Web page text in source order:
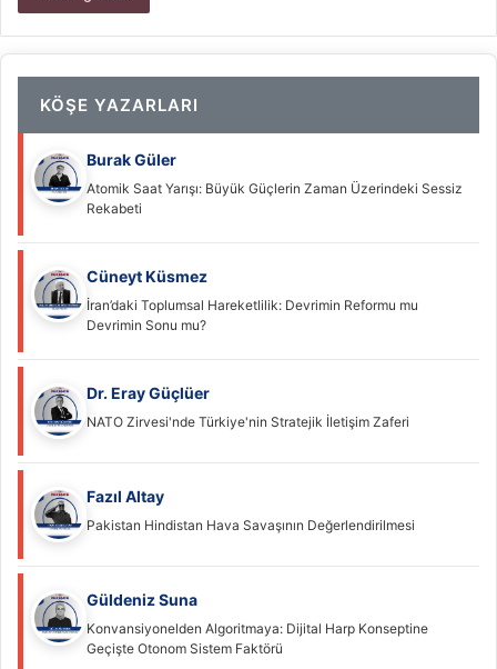
KÖŞE YAZARLARI
Burak Güler
Atomik Saat Yarışı: Büyük Güçlerin Zaman Üzerindeki Sessiz
Rekabeti
Cüneyt Küsmez
İran’daki Toplumsal Hareketlilik: Devrimin Reformu mu
Devrimin Sonu mu?
Dr. Eray Güçlüer
NATO Zirvesi'nde Türkiye'nin Stratejik İletişim Zaferi
Fazıl Altay
Pakistan Hindistan Hava Savaşının Değerlendirilmesi
Güldeniz Suna
Konvansiyonelden Algoritmaya: Dijital Harp Konseptine
Geçişte Otonom Sistem Faktörü